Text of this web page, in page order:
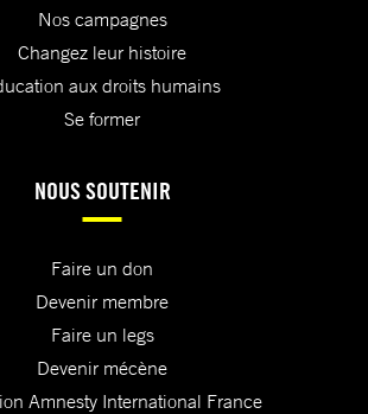
Nos campagnes
Changez leur histoire
aux droits humains
Se former
NOUS SOUTENIR
Faire un don
Devenir membre
Faire un legs
Devenir mécène
Amnesty International France